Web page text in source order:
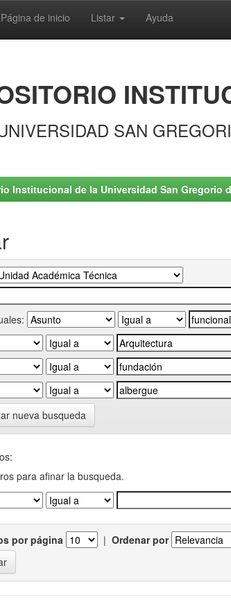
de inicio Listar Ayuda
SAN
Institucional de la Universidad San Gregorio
nueva busqueda
para afinar la busqueda.
por página | Ordenar por